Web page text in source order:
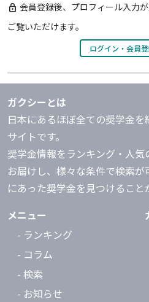
lock 会員登録後、プロフィール入力
ご覧いただけます。
ログイン・会員登
ガクシーとは
日本にあるほぼ全ての奨学金
サイトです。
奨学金情報をランキング・人
お届けし、様々な条件で検索
にあった奨学金を見つけること
メニュー
- ランキング
- コラム
- 検索
- お知らせ